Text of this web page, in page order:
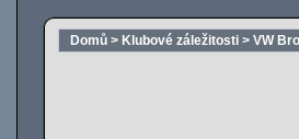
Domů > Klubové záležitosti > VW